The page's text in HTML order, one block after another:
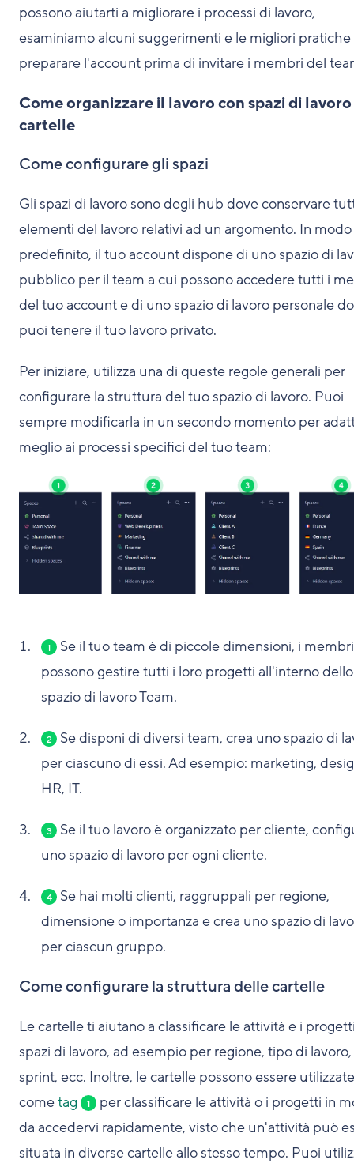
possono aiutarti a migliorare i processi di lavoro,
esaminiamo alcuni suggerimenti e le migliori
preparare l'account prima di invitare i membri del
Come organizzare il lavoro con spazi di lavoro
cartelle
Come configurare gli spazi
Gli spazi di lavoro sono degli hub dove conservare
elementi del lavoro relativi ad un argomento. In modo
predefinito, il tuo account dispone di uno spazio di
pubblico per il team a cui possono accedere tutti i
del tuo account e di uno spazio di lavoro personale
puoi tenere il tuo lavoro privato.
Per iniziare, utilizza una di queste regole generali per
configurare la struttura del tuo spazio di lavoro. Puoi
sempre modificarla in un secondo momento per
meglio ai processi specifici del tuo team:
1
Se il tuo team è di piccole dimensioni, i membri
possono gestire tutti i loro progetti all'interno dello
spazio di lavoro Team.
2
Se disponi di diversi team, crea uno spazio di
per ciascuno di essi. Ad esempio: marketing,
HR, IT.
3
Se il tuo lavoro è organizzato per cliente,
uno spazio di lavoro per ogni cliente.
4
Se hai molti clienti, raggruppali per regione,
dimensione o importanza e crea uno spazio di
per ciascun gruppo.
Come configurare la struttura delle cartelle
Le cartelle ti aiutano a classificare le attività e i
spazi di lavoro, ad esempio per regione, tipo di lavoro,
sprint, ecc. Inoltre, le cartelle possono essere utilizzate
cometag 1
per classificare le attività o i progetti in
da accedervi rapidamente, visto che un'attività può
situata in diverse cartelle allo stesso tempo. Puoi